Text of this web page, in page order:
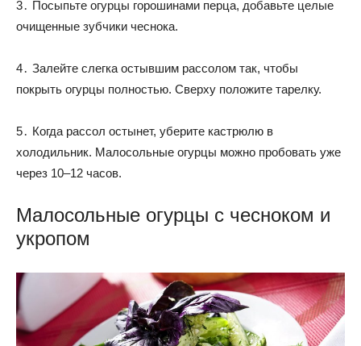
3․ Посыпьте огурцы горошинами перца, добавьте целые
очищенные зубчики чеснока.
4․ Залейте слегка остывшим рассолом так, чтобы
покрыть огурцы полностью. Сверху положите тарелку.
5․ Когда рассол остынет, уберите кастрюлю в
холодильник. Малосольные огурцы можно пробовать уже
через 10–12 часов.
Малосольные огурцы с чесноком и
укропом